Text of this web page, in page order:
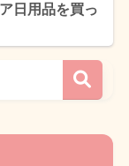
日用品を買っ